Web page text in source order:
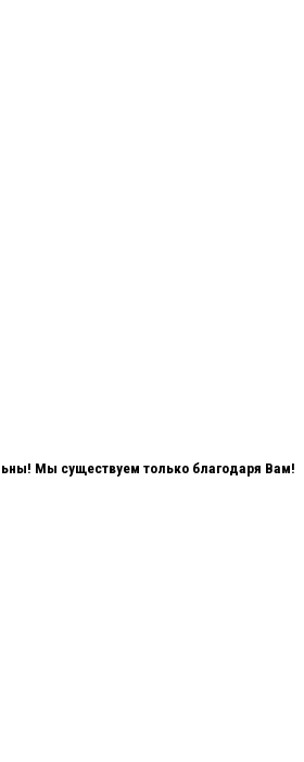
Мы существуем только благодаря Вам!